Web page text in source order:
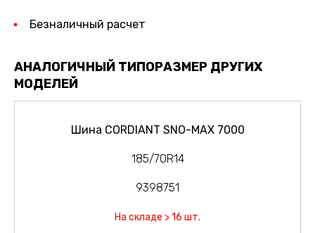
Безналичный расчет
АНАЛОГИЧНЫЙ ТИПОРАЗМЕР ДРУГИХ
МОДЕЛЕЙ
Шина CORDIANT SNO-MAX 7000
185/70R14
9398751
На складе > 16 шт.